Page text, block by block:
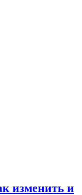
изменить и